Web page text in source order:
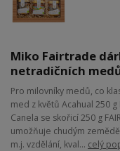
Miko Fairtrade
netradičních
Pro milovníky medů, co
med z květů Acahual 250
Canela se skořicí 250 g
umožňuje chudým
m.j. vzdělání, kval... celý